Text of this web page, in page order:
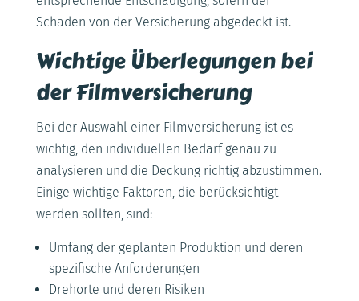
Schaden von der Versicherung abgedeckt ist.
Wichtige Überlegungen bei
der Filmversicherung
Bei der Auswahl einer Filmversicherung ist es
wichtig, den individuellen Bedarf genau zu
analysieren und die Deckung richtig abzustimmen.
Einige wichtige Faktoren, die berücksichtigt
werden sollten, sind:
Umfang der geplanten Produktion und deren
spezifische Anforderungen
Drehorte und deren Risiken